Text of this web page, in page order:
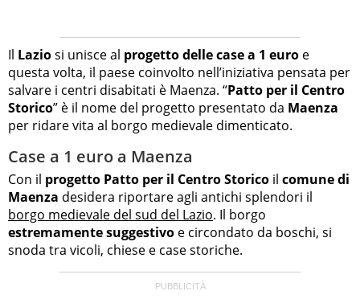
Il Laziosi unisce al progetto delle case a 1 euro e
questa volta, il paese coinvolto nell’iniziativa pensata per
salvare i centri disabitati è Maenza. “Patto per il Centro
Storico” è il nome del progetto presentato da Maenza
per ridare vita al borgo medievale dimenticato.
Case a 1 euro a Maenza
Con il progetto Patto per il Centro Storico il comune di
Maenza desidera riportare agli antichi splendori il
borgo medievale del sud del Lazio. Il borgo
estremamente suggestivo e circondato da boschi, si
snoda tra vicoli, chiese e case storiche.